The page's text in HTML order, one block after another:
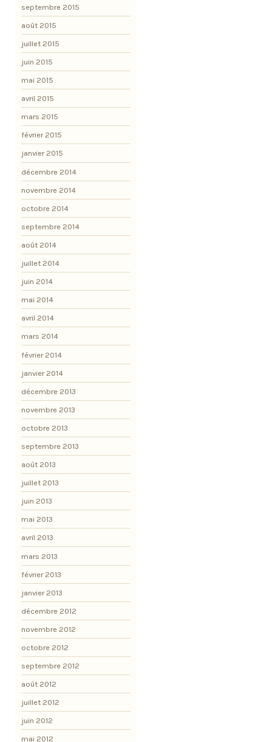
septembre 2015
août 2015
juillet 2015
juin 2015
mai 2015
avril 2015
mars 2015
février 2015
janvier 2015
décembre 2014
novembre 2014
octobre 2014
septembre 2014
août 2014
juillet 2014
juin 2014
mai 2014
avril 2014
mars 2014
février 2014
janvier 2014
décembre 2013
novembre 2013
octobre 2013
septembre 2013
août 2013
juillet 2013
juin 2013
mai 2013
avril 2013
mars 2013
février 2013
janvier 2013
décembre 2012
novembre 2012
octobre 2012
septembre 2012
août 2012
juillet 2012
juin 2012
mai 2012